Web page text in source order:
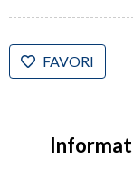
FAVORI